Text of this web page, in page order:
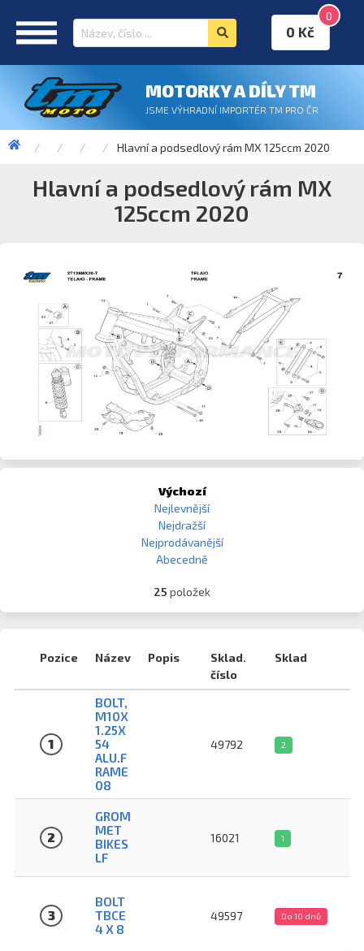
0
0 Kč
MOTORKY A DÍLY TM
JSME VÝHRADNÍ IMPORTÉR TM PRO ČR
Hlavní a podsedlový rám MX 125ccm 2020
Hlavní a podsedlový rám MX
125ccm 2020
Výchozí
Nejlevnější
Nejdražší
Nejprodávanější
Abecedně
25 položek
Pozice Název Popis
Sklad.
číslo
Sklad
1
BOLT,
M10X
1.25X
54
ALU.F
RAME
08
49792 2
2
GROM
MET
BIKES
LF
16021 1
3
BOLT
TBCE
4 X 8
49597 Do 10 dnů